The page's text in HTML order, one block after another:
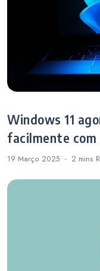
Windows 11
facilmente com
19 Março 2025 2 mins